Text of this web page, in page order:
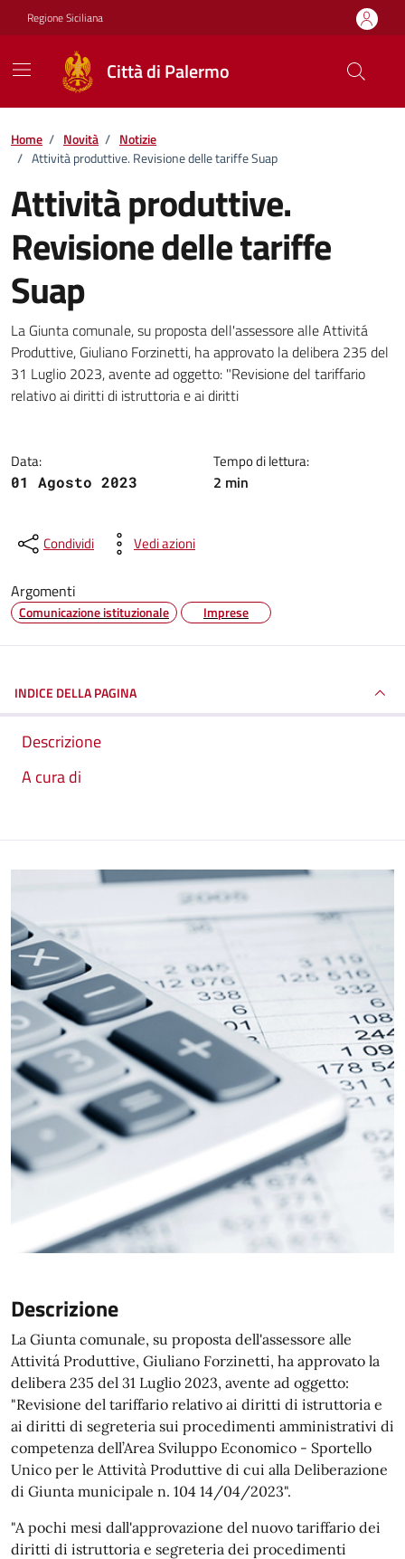
Vai ai contenuti
Vai al footer
Regione Siciliana
Città di Palermo
Home / Novità / Notizie
/ Attività produttive. Revisione delle tariffe Suap
Attività produttive.
Revisione delle tariffe
Suap
Dettagli della notizia
La Giunta comunale, su proposta dell'assessore alle Attivitá
Produttive, Giuliano Forzinetti, ha approvato la delibera 235 del
31 Luglio 2023, avente ad oggetto: "Revisione del tariffario
relativo ai diritti di istruttoria e ai diritti
Data:
01 Agosto 2023
Tempo di lettura:
2 min
Condividi Vedi azioni
Argomenti
Comunicazione istituzionale Imprese
INDICE DELLA PAGINA
Descrizione
A cura di
Descrizione
La Giunta comunale, su proposta dell'assessore alle
Attivitá Produttive, Giuliano Forzinetti, ha approvato la
delibera 235 del 31 Luglio 2023, avente ad oggetto:
"Revisione del tariffario relativo ai diritti di istruttoria e
ai diritti di segreteria sui procedimenti amministrativi di
competenza dell’Area Sviluppo Economico - Sportello
Unico per le Attività Produttive di cui alla Deliberazione
di Giunta municipale n. 104 14/04/2023".
"A pochi mesi dall'approvazione del nuovo tariffario dei
diritti di istruttoria e segreteria dei procedimenti